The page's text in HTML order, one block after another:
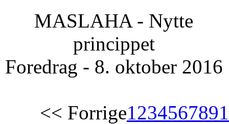
MASLAHA - Nytte
princippet
Foredrag - 8. oktober 2016
<< Forrige123456789